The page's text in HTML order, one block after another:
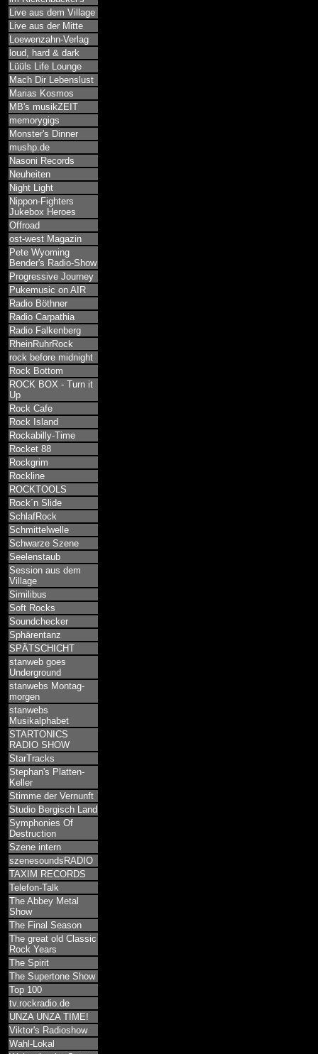
Live aus dem Village
Live aus der Mitte
Loewenzahn-Verlag
loud, hard & dark
Lüüls Life Lounge
Mach Dir Lebenslust
Marias Kosmos
MB's musikZEIT
memorygigs
Monster's Dinner
mushp.de
Nasoni Records
Neuheiten
Night Light
Nippon-Fighters
Jukebox Heroes
Offroad
ost-west Magazin
Pete Wyoming
Bender's Radio-Show
Progressive Journey
Pukemusic on AIR
Radio Böthner
Radio Carpathia
Radio Falkenberg
RheinRuhrRock
rock before midnight
Rock Bottom
ROCK BOX - Turn it
Up
Rock Cafe
Rock Island
Rockabilly-Time
Rocket 88
Rockgrim
Rockline
ROCKTOOLS
Rock´n Slide
SchlafRock
Schmittelwelle
Schwarze Szene
Seelenstaub
Session aus dem
Village
Similibus
Soft Rocks
Soundchecker
Sphärentanz
SPÄTSCHICHT
stanweb goes
Underground
stanwebs Montag-
morgen
stanwebs
Musikalphabet
STARTONICS
RADIO SHOW
StarTracks
Stephan's Platten-
Keller
Stimme der Vernunft
Studio Bergisch Land
Symphonies Of
Destruction
Szene intern
szenesoundsRADIO
TAXIM RECORDS
Telefon-Talk
The Abbey Metal
Show
The Final Season
The great old Classic
Rock Years
The Spirit
The Supertone Show
Top 100
tv.rockradio.de
UNZA UNZA TIME!
Viktor's Radioshow
Wahl-Lokal